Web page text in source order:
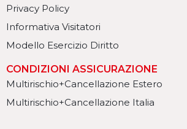
Privacy Policy
Informativa Visitatori
Modello Esercizio Diritto
CONDIZIONI ASSICURAZIONE
Multirischio+Cancellazione Estero
Multirischio+Cancellazione Italia